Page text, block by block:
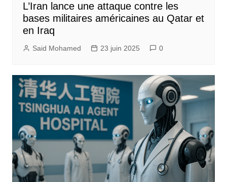
L’Iran lance une attaque contre les
bases militaires américaines au Qatar et
en Iraq
Said Mohamed 23 juin 2025 0